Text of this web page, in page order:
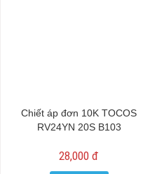
Chiết áp đơn 10K TOCOS
RV24YN 20S B103
28,000 đ